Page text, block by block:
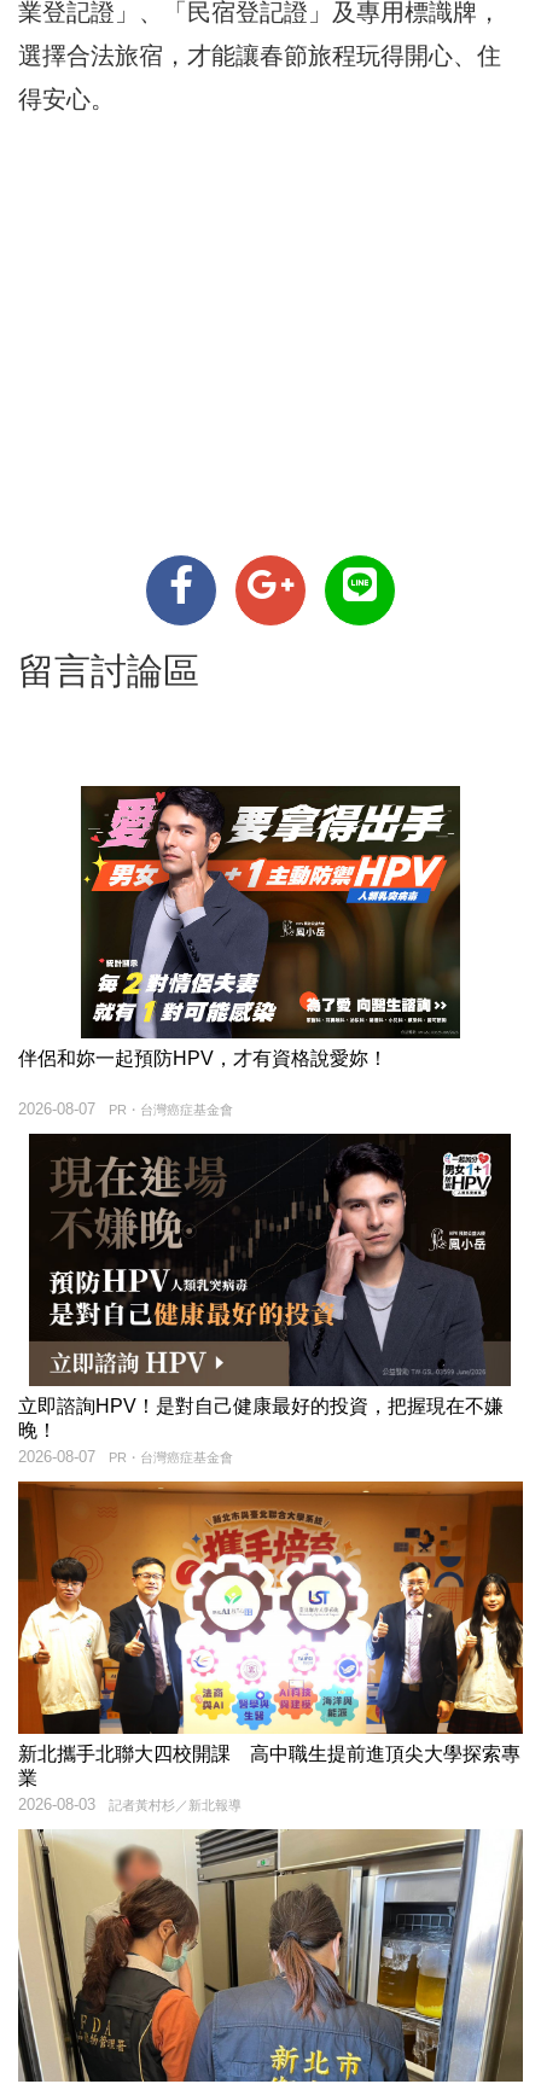
業登記證」、「民宿登記證」及專用標識牌，
選擇合法旅宿，才能讓春節旅程玩得開心、住
得安心。
留言討論區
伴侶和妳一起預防HPV，才有資格說愛妳！
PR・台灣癌症基金會
2026-08-07
立即諮詢HPV！是對自己健康最好的投資，把握現在不嫌
晚！
PR・台灣癌症基金會
2026-08-07
新北攜手北聯大四校開課 高中職生提前進頂尖大學探索專
業
記者黃村杉／新北報導
2026-08-03